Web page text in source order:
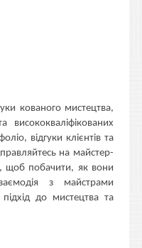
кованого мистецтва,
висококваліфікованих
відгуки клієнтів та
на майстер-
щоб побачити, як вони
з майстрами
до мистецтва та